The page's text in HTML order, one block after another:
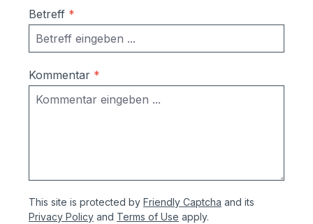
Betreff *
Kommentar *
This site is protected by Friendly Captcha and its
Privacy Policy and Terms of Use apply.